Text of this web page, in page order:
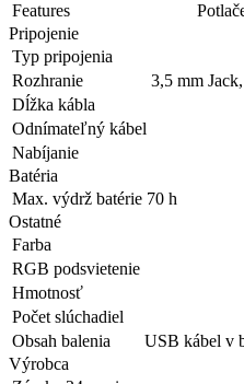
Features
Pripojenie
Typ pripojenia
Rozhranie
3,5 mm
Dĺžka kábla
Odnímateľný kábel
Nabíjanie
Batéria
Max. výdrž batérie 70 h
Ostatné
Farba
RGB podsvietenie
Hmotnosť
Počet slúchadiel
Obsah balenia
USB kábel v
Výrobca